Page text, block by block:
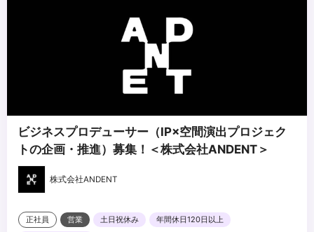
・担当IPを自ら読み込み・理解した上で提案できる方
・IPの世界観を広げる視点で企画に取り組める方
ビジネスプロデューサー（IP×空間演出プロジェク
トの企画・推進）募集！＜株式会社ANDENT＞
株式会社ANDENT
正社員 営業 土日祝休み
年間休日120日以上